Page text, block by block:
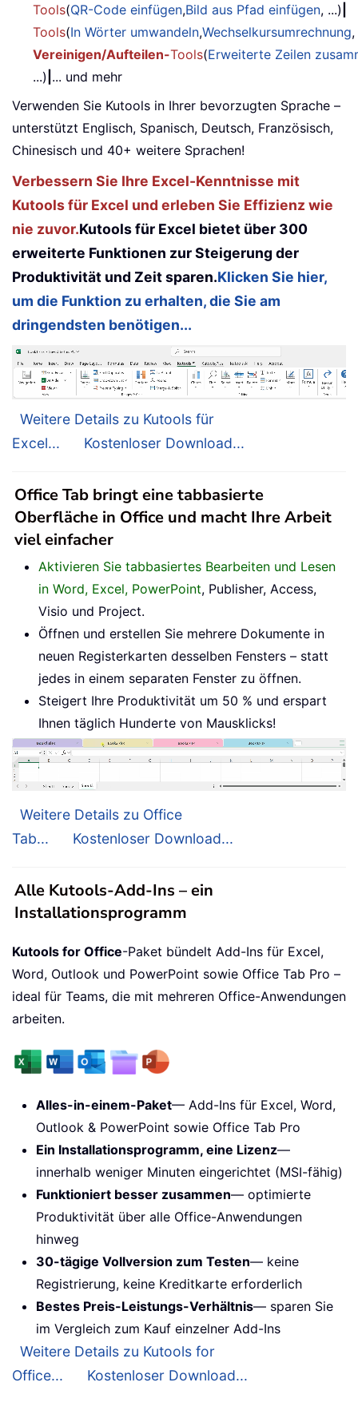
Tools(QR-Code einfügen,Bild aus Pfad einfügen, ...)
Tools(In Wörter umwandeln,Wechselkursumrechnung
Vereinigen/Aufteilen-Tools(Erweiterte Zeilen
...) ... und mehr
Verwenden Sie Kutools in Ihrer bevorzugten Sprache –
unterstützt Englisch, Spanisch, Deutsch, Französisch,
Chinesisch und 40+ weitere Sprachen!
Verbessern Sie Ihre Excel-Kenntnisse mit
Kutools für Excel und erleben Sie Effizienz wie
nie zuvor.Kutools für Excel bietet über 300
erweiterte Funktionen zur Steigerung der
Produktivität und Zeit sparen.Klicken Sie hier,
um die Funktion zu erhalten, die Sie am
dringendsten benötigen...
Weitere Details zu Kutools für
Excel...
Kostenloser Download...
Office Tab bringt eine tabbasierte
Oberfläche in Office und macht Ihre Arbeit
viel einfacher
Aktivieren Sie tabbasiertes Bearbeiten und Lesen
in Word, Excel, PowerPoint, Publisher, Access,
Visio und Project.
Öffnen und erstellen Sie mehrere Dokumente in
neuen Registerkarten desselben Fensters – statt
jedes in einem separaten Fenster zu öffnen.
Steigert Ihre Produktivität um 50 % und erspart
Ihnen täglich Hunderte von Mausklicks!
Weitere Details zu Office
Tab...
Kostenloser Download...
Alle Kutools-Add-Ins – ein
Installationsprogramm
Kutools for Office-Paket bündelt Add-Ins für Excel,
Word, Outlook und PowerPoint sowie Office Tab Pro –
ideal für Teams, die mit mehreren Office-Anwendungen
arbeiten.
Alles-in-einem-Paket— Add-Ins für Excel, Word,
Outlook & PowerPoint sowie Office Tab Pro
Ein Installationsprogramm, eine Lizenz—
innerhalb weniger Minuten eingerichtet (MSI-fähig)
Funktioniert besser zusammen— optimierte
Produktivität über alle Office-Anwendungen
hinweg
30-tägige Vollversion zum Testen— keine
Registrierung, keine Kreditkarte erforderlich
Bestes Preis-Leistungs-Verhältnis— sparen Sie
im Vergleich zum Kauf einzelner Add-Ins
Weitere Details zu Kutools for
Office...
Kostenloser Download...